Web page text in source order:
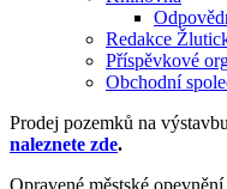
Redakce
Příspěvkové
Obchodní
Prodej pozemků na
naleznete zde.
Opravené městské